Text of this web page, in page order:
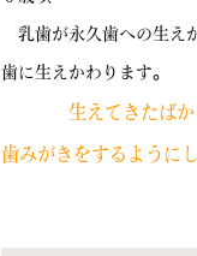
乳歯が永久歯への生え
歯に生えかわります。
生えてきたば
歯みがきをするように